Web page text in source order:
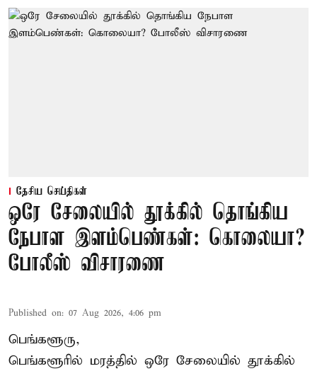
தேசிய செய்திகள்
ஒரே சேலையில் தூக்கில் தொங்கிய
நேபாள இளம்பெண்கள்: கொலையா?
போலீஸ் விசாரணை
Published on: 07 Aug 2026, 4:06 pm
பெங்களூரு,
பெங்களூரில் மரத்தில் ஒரே சேலையில் தூக்கில்